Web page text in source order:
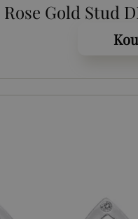
Gold Stud